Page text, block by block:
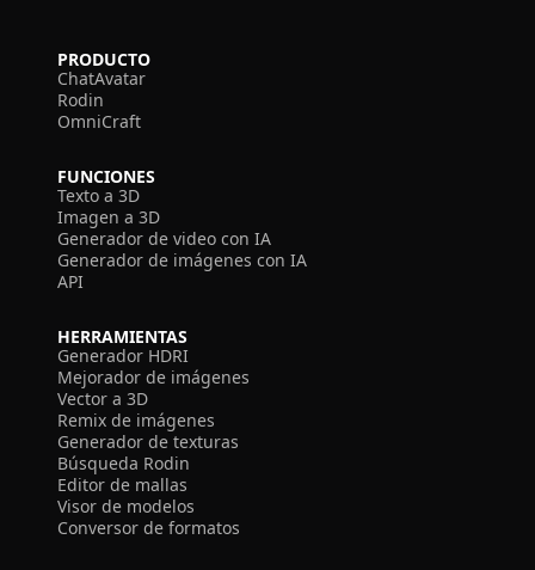
PRODUCTO
ChatAvatar
Rodin
OmniCraft
FUNCIONES
Texto a 3D
Imagen a 3D
Generador de video con IA
Generador de imágenes con IA
API
HERRAMIENTAS
Generador HDRI
Mejorador de imágenes
Vector a 3D
Remix de imágenes
Generador de texturas
Búsqueda Rodin
Editor de mallas
Visor de modelos
Conversor de formatos